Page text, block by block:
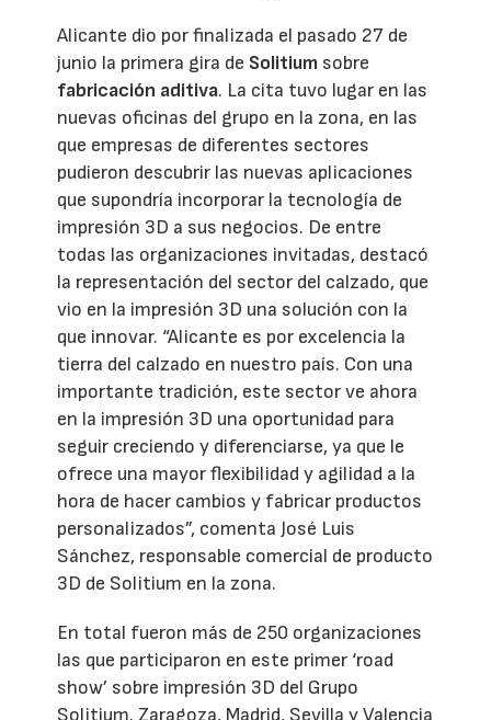
Alicante dio por finalizada el pasado 27 de
junio la primera gira de Solitium sobre
fabricación aditiva. La cita tuvo lugar en las
nuevas oficinas del grupo en la zona, en las
que empresas de diferentes sectores
pudieron descubrir las nuevas aplicaciones
que supondría incorporar la tecnología de
impresión 3D a sus negocios. De entre
todas las organizaciones invitadas, destacó
la representación del sector del calzado, que
vio en la impresión 3D una solución con la
que innovar. “Alicante es por excelencia la
tierra del calzado en nuestro país. Con una
importante tradición, este sector ve ahora
en la impresión 3D una oportunidad para
seguir creciendo y diferenciarse, ya que le
ofrece una mayor flexibilidad y agilidad a la
hora de hacer cambios y fabricar productos
personalizados”, comenta José Luis
Sánchez, responsable comercial de producto
3D de Solitium en la zona.
En total fueron más de 250 organizaciones
las que participaron en este primer ‘road
show’ sobre impresión 3D del Grupo